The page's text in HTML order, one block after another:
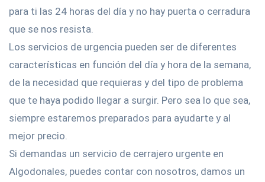
para ti las 24 horas del día y no hay puerta o cerradura
que se nos resista.
Los servicios de urgencia pueden ser de diferentes
características en función del día y hora de la semana,
de la necesidad que requieras y del tipo de problema
que te haya podido llegar a surgir. Pero sea lo que sea,
siempre estaremos preparados para ayudarte y al
mejor precio.
Si demandas un servicio de cerrajero urgente en
Algodonales, puedes contar con nosotros, damos un